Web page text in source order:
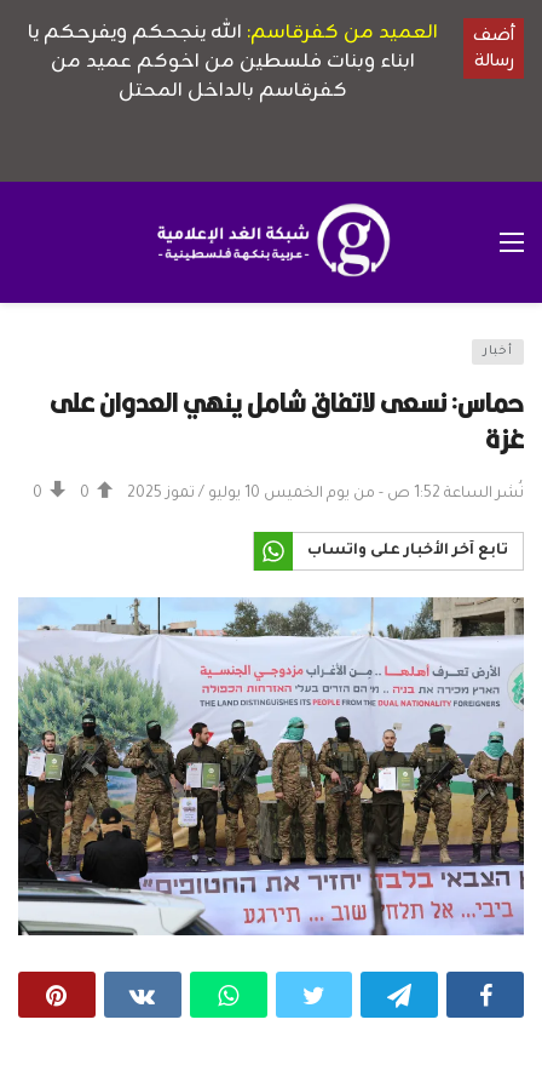
أخبار
حماس: نسعى لاتفاق شامل ينهي العدوان على
غزة
نُشر الساعة 1:52 ص - من يوم الخميس 10 يوليو / تموز 2025 0
0
تابع آخر الأخبار على واتساب